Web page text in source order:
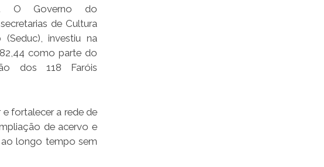
O Governo do
de Cultura
investiu na
como parte do
dos 118 Faróis
fortalecer a rede de
de acervo e
longo tempo sem